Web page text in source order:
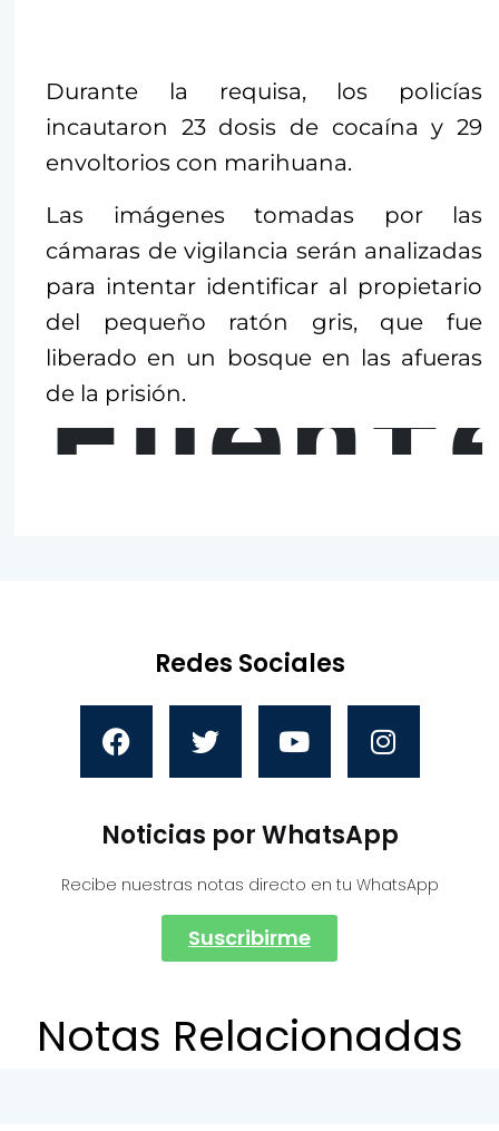
Durante la requisa, los policías
incautaron 23 dosis de cocaína y 29
envoltorios con marihuana.
Las imágenes tomadas por las
cámaras de vigilancia serán analizadas
para intentar identificar al propietario
del pequeño ratón gris, que fue
liberado en un bosque en las afueras
de la prisión.
Redes Sociales
Noticias por WhatsApp
Recibe nuestras notas directo en tu WhatsApp
Suscribirme
Notas Relacionadas